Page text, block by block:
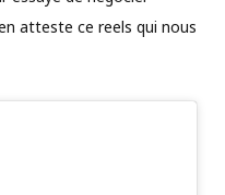
atteste ce reels qui nous